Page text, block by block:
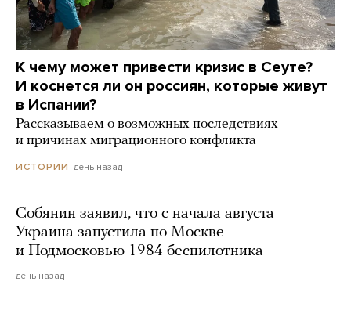
К чему может привести кризис в Сеуте?
И коснется ли он россиян, которые живут
в Испании?
Рассказываем о возможных последствиях
и причинах миграционного конфликта
ИСТОРИИ день назад
Собянин заявил, что с начала августа
Украина запустила по Москве
и Подмосковью 1984 беспилотника
день назад